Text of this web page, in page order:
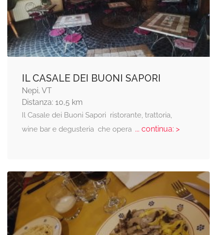
IL CASALE DEI BUONI SAPORI
Nepi, VT
Distanza: 10,5 km
Il Casale dei Buoni Sapori  ristorante, trattoria,
wine bar e degusteria  che opera... continua: >